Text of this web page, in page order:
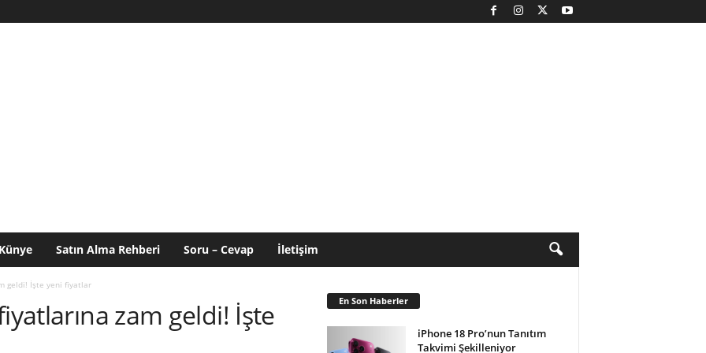
Künye Satın Alma Rehberi Soru – Cevap İletişim
geldi! İşte yeni fiyatlar
zam geldi! İşte
En Son Haberler
iPhone 18 Pro’nun Tanıtım
Takvimi Şekilleniyor